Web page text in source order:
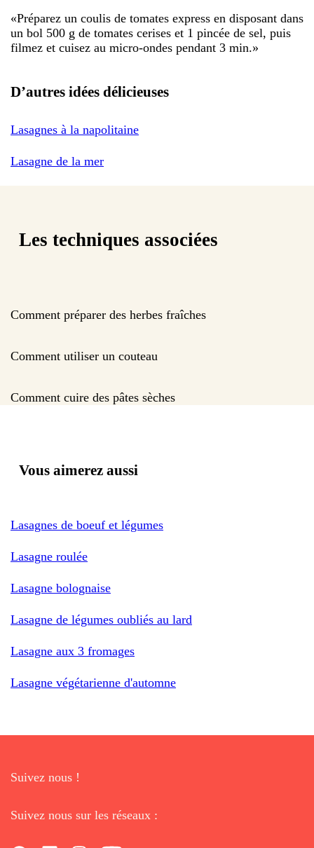
«Préparez un coulis de tomates express en disposant dans
un bol 500 g de tomates cerises et 1 pincée de sel, puis
filmez et cuisez au micro-ondes pendant 3 min.»
D’autres idées délicieuses
Lasagnes à la napolitaine
Lasagne de la mer
Les techniques associées
Comment préparer des herbes fraîches
Comment utiliser un couteau
Comment cuire des pâtes sèches
Vous aimerez aussi
Lasagnes de boeuf et légumes
Lasagne roulée
Lasagne bolognaise
Lasagne de légumes oubliés au lard
Lasagne aux 3 fromages
Lasagne végétarienne d'automne
Suivez nous !
Suivez nous sur les réseaux :